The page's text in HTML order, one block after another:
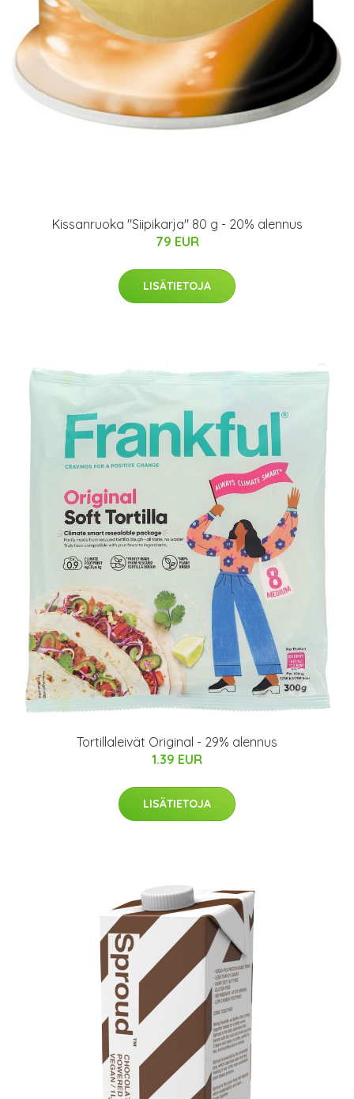
Kissanruoka "Siipikarja" 80 g - 20% alennus
79 EUR
LISÄTIETOJA
Tortillaleivät Original - 29% alennus
1.39 EUR
LISÄTIETOJA